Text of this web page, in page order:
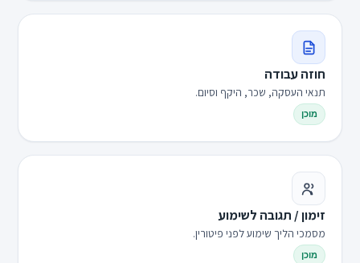
חוזה עבודה
תנאי העסקה, שכר, היקף וסיום.
מוכן
זימון / תגובה לשימוע
מסמכי הליך שימוע לפני פיטורין.
מוכן